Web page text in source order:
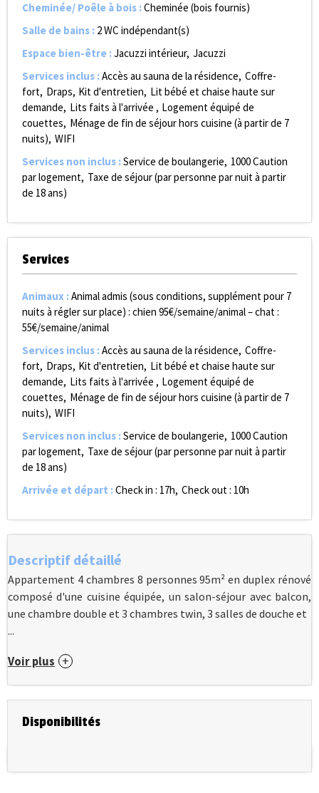
Cheminée/ Poêle à bois :Cheminée (bois fournis)
Salle de bains : 2WC indépendant(s)
Espace bien-être :Jacuzzi intérieur Jacuzzi
Services inclus :Accès au sauna de la résidence Coffre-
fort Draps Kit d'entretien Lit bébé et chaise haute sur
demande Lits faits à l'arrivée
Logement équipé de
couettes Ménage de fin de séjour hors cuisine (à partir de 7
nuits) WIFI
Services non inclus :Service de boulangerie 1000Caution
par logement Taxe de séjour (par personne par nuit à partir
de 18 ans)
Services
Animaux :Animal admis (sous conditions, supplément pour 7
nuits à régler sur place) : chien 95€/semaine/animal – chat :
55€/semaine/animal
Services inclus :Accès au sauna de la résidence Coffre-
fort Draps Kit d'entretien Lit bébé et chaise haute sur
demande Lits faits à l'arrivée
Logement équipé de
couettes Ménage de fin de séjour hors cuisine (à partir de 7
nuits) WIFI
Services non inclus :Service de boulangerie 1000Caution
par logement Taxe de séjour (par personne par nuit à partir
de 18 ans)
Arrivée et départ :Check in : 17h Check out : 10h
Descriptif détaillé
Appartement 4 chambres 8 personnes 95m² en duplex rénové
composé d'une cuisine équipée, un salon-séjour avec balcon,
une chambre double et 3 chambres twin, 3 salles de douche et
...
Voir plus
Disponibilités